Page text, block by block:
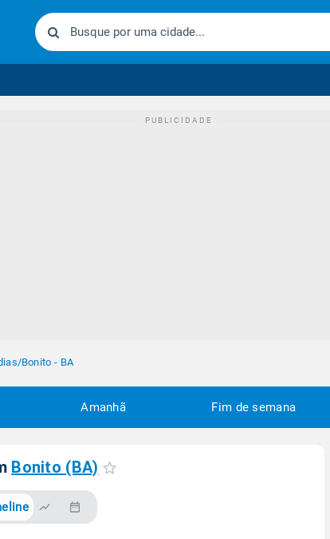
/Bonito - BA
Amanhã Fim de semana
Bonito (BA)